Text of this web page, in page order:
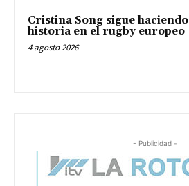
Cristina Song sigue haciendo
historia en el rugby europeo
4 agosto 2026
- Publicidad -